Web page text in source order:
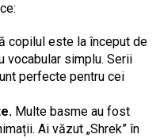
copilul este la început de
vocabular simplu. Serii
perfecte pentru cei
Multe basme au fost
Ai văzut „Shrek” în